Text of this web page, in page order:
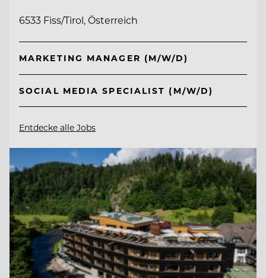
6533 Fiss/Tirol, Österreich
MARKETING MANAGER (M/W/D)
SOCIAL MEDIA SPECIALIST (M/W/D)
Entdecke alle Jobs